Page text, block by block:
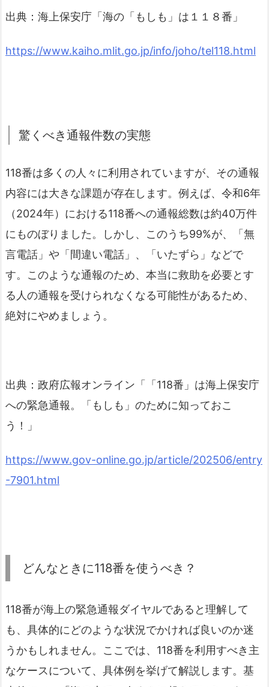
出典：海上保安庁「海の「もしも」は１１８番」
https://www.kaiho.mlit.go.jp/info/joho/tel118.html
驚くべき通報件数の実態
118番は多くの人々に利用されていますが、その通報
内容には大きな課題が存在します。例えば、令和6年
（2024年）における118番への通報総数は約40万件
にものぼりました。しかし、このうち99%が、「無
言電話」や「間違い電話」、「いたずら」などで
す。このような通報のため、本当に救助を必要とす
る人の通報を受けられなくなる可能性があるため、
絶対にやめましょう。
出典：政府広報オンライン「「118番」は海上保安庁
への緊急通報。「もしも」のために知っておこ
う！」
https://www.gov-online.go.jp/article/202506/entry
-7901.html
どんなときに118番を使うべき？
118番が海上の緊急通報ダイヤルであると理解して
も、具体的にどのような状況でかければ良いのか迷
うかもしれません。ここでは、118番を利用すべき主
なケースについて、具体例を挙げて解説します。基